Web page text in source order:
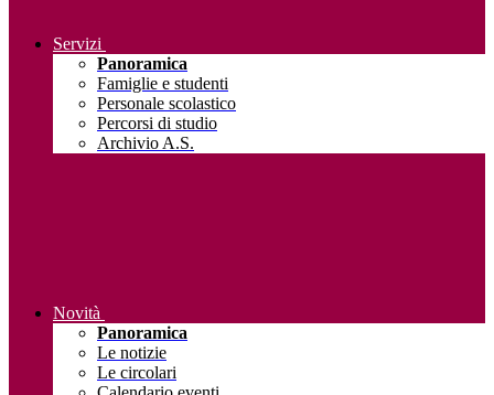
Servizi
Panoramica
Famiglie e studenti
Personale scolastico
Percorsi di studio
Archivio A.S.
Novità
Panoramica
Le notizie
Le circolari